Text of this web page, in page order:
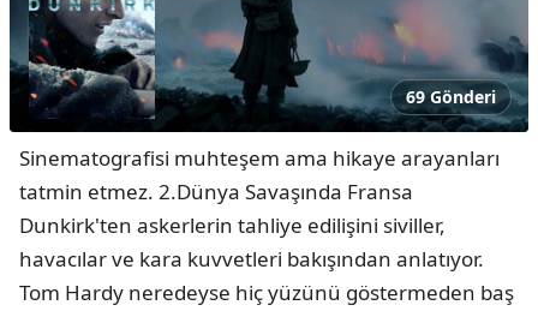
69 Gönderi
Sinematografisi muhteşem ama hikaye arayanları
tatmin etmez. 2.Dünya Savaşında Fransa
Dunkirk'ten askerlerin tahliye edilişini siviller,
havacılar ve kara kuvvetleri bakışından anlatıyor.
Tom Hardy neredeyse hiç yüzünü göstermeden baş